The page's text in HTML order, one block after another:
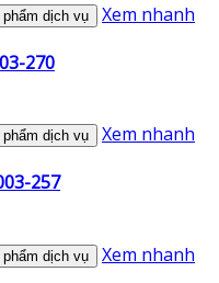
dịch vụ Xem nhanh
270
dịch vụ Xem nhanh
257
dịch vụ Xem nhanh